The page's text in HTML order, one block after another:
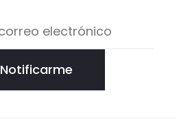
Notificarme